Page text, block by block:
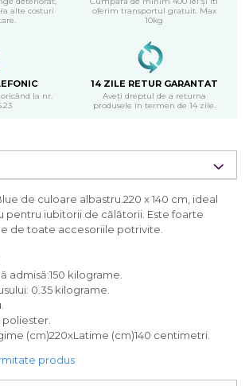
alte costuri
oferim transportul gratuit. Max
10kg
la nr.
14 ZILE RETUR GARANTAT
Aveți dreptul de a returna
produsele in termen de 14 zile.
de culoare albastru.220 x 140 cm, ideal
pentru iubitorii de călătorii. Este foarte
de toate accesoriile potrivite.
admisă:150 kilograme.
0.35 kilograme.
(cm)220xLatime (cm)140 centimetri.
produs